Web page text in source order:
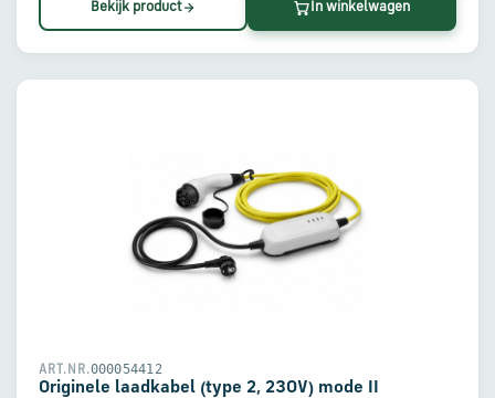
Bekijk product In winkelwagen
ART.NR.000054412
Originele laadkabel (type 2, 230V) mode II